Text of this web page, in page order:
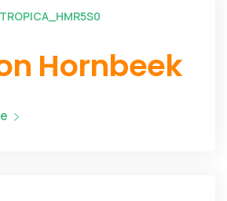
Hornbeek